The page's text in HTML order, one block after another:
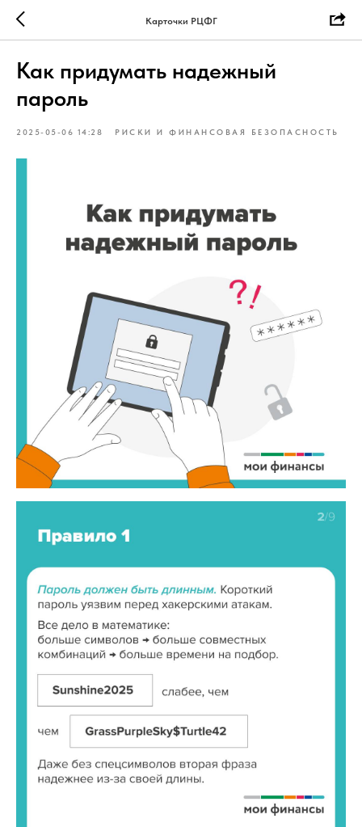
Карточки РЦФГ
Как придумать надежный
пароль
2025-05-06 14:28 РИСКИ И ФИНАНСОВАЯ БЕЗОПАСНОСТЬ